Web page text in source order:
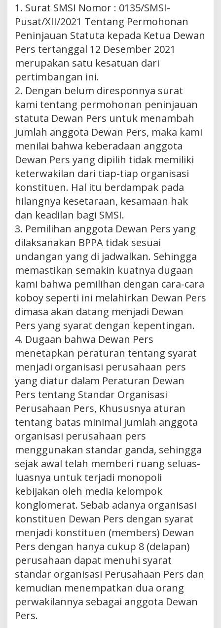
1. Surat SMSI Nomor : 0135/SMSI-
Pusat/XII/2021 Tentang Permohonan
Peninjauan Statuta kepada Ketua Dewan
Pers tertanggal 12 Desember 2021
merupakan satu kesatuan dari
pertimbangan ini.
2. Dengan belum diresponnya surat
kami tentang permohonan peninjauan
statuta Dewan Pers untuk menambah
jumlah anggota Dewan Pers, maka kami
menilai bahwa keberadaan anggota
Dewan Pers yang dipilih tidak memiliki
keterwakilan dari tiap-tiap organisasi
konstituen. Hal itu berdampak pada
hilangnya kesetaraan, kesamaan hak
dan keadilan bagi SMSI.
3. Pemilihan anggota Dewan Pers yang
dilaksanakan BPPA tidak sesuai
undangan yang di jadwalkan. Sehingga
memastikan semakin kuatnya dugaan
kami bahwa pemilihan dengan cara-cara
koboy seperti ini melahirkan Dewan Pers
dimasa akan datang menjadi Dewan
Pers yang syarat dengan kepentingan.
4. Dugaan bahwa Dewan Pers
menetapkan peraturan tentang syarat
menjadi organisasi perusahaan pers
yang diatur dalam Peraturan Dewan
Pers tentang Standar Organisasi
Perusahaan Pers, Khususnya aturan
tentang batas minimal jumlah anggota
organisasi perusahaan pers
menggunakan standar ganda, sehingga
sejak awal telah memberi ruang seluas-
luasnya untuk terjadi monopoli
kebijakan oleh media kelompok
konglomerat. Sebab adanya organisasi
konstituen Dewan Pers dengan syarat
menjadi konstituen (members) Dewan
Pers dengan hanya cukup 8 (delapan)
perusahaan dapat menuhi syarat
standar organisasi Perusahaan Pers dan
kemudian menempatkan dua orang
perwakilannya sebagai anggota Dewan
Pers.